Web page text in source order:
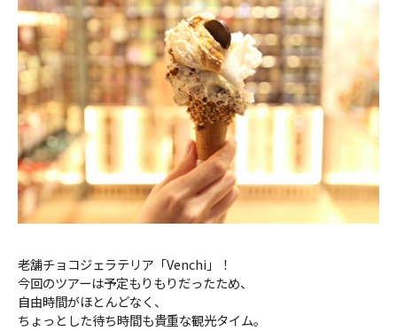
老舗チョコジェラテリア「Venchi」！
今回のツアーは予定もりもりだったため、
自由時間がほとんどなく、
ちょっとした待ち時間も貴重な観光タイム。